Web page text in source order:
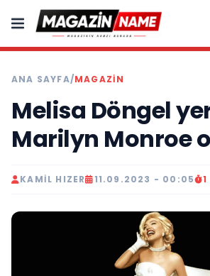
ANA SAYFA/MAGAZIN
Melisa Döngel
Marilyn Monroe
KAMIL HIZER 11.09.2023 - 00:05